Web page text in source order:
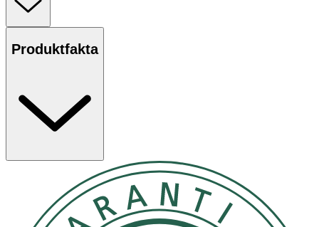
Produktfakta